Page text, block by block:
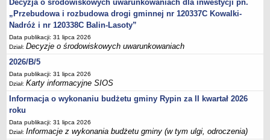
Plan pracy komisji rewizyjnej
Sesje Rady Gminy Rypin
PRAWO LOKALNE
Statut
Strategia rozwoju
Uchwały
Projekty uchwał
Protokoły
Imienne wykazy głosowań radnych
Decyzja o środowiskowych uwarunkowaniach dla inwestycji pn.
„Przebudowa i rozbudowa drogi gminnej nr 120337C Kowalki-
Nadróż i nr 120338C Balin-Lasoty”
Data publikacji: 31 lipca 2026
Dział:Decyzje o środowiskowych uwarunkowaniach
2026/B/5
Data publikacji: 31 lipca 2026
Dział:Karty informacyjne SIOS
Informacja o wykonaniu budżetu gminy Rypin za II kwartał 2026
roku
Data publikacji: 31 lipca 2026
Dział:Informacje z wykonania budżetu gminy (w tym ulgi, odroczenia)